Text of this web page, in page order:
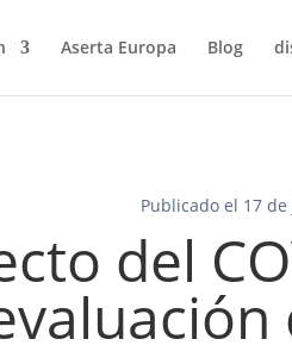
Aserta Europa Blog
Publicado el 17
del